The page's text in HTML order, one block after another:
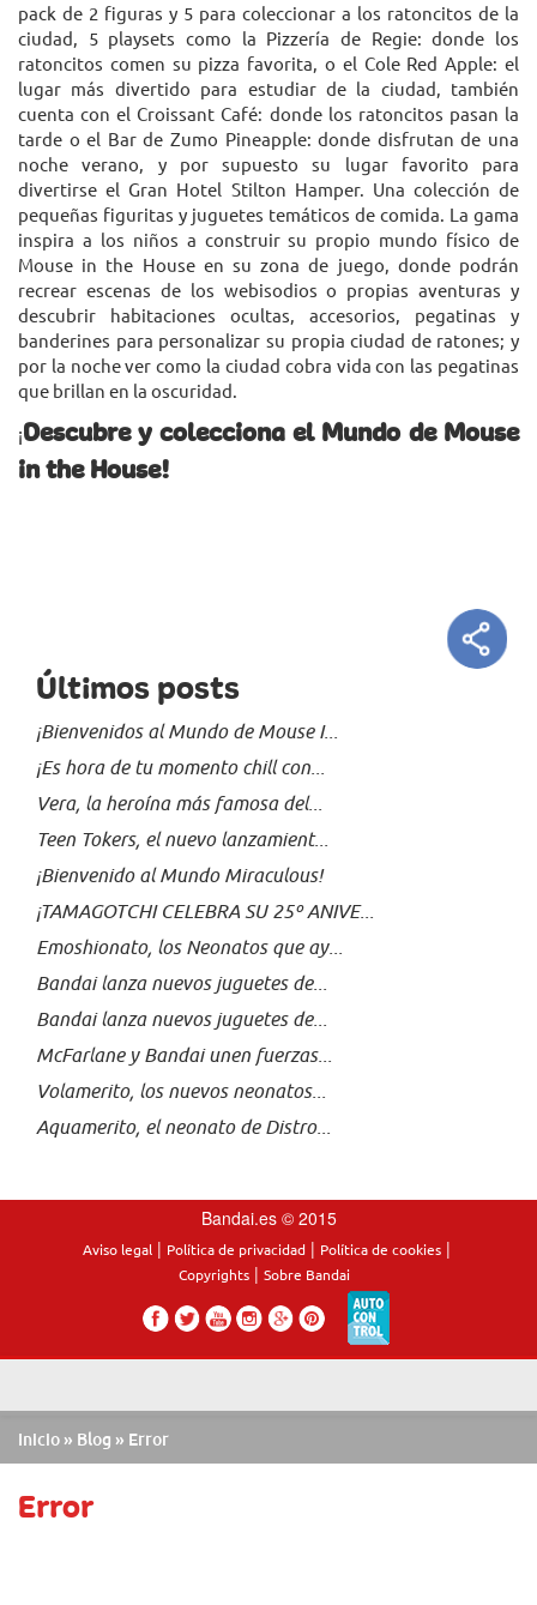
pack de 2 figuras y 5 para coleccionar a los ratoncitos de la
ciudad, 5 playsets como la Pizzería de Regie: donde los
ratoncitos comen su pizza favorita, o el Cole Red Apple: el
lugar más divertido para estudiar de la ciudad, también
cuenta con el Croissant Café: donde los ratoncitos pasan la
tarde o el Bar de Zumo Pineapple: donde disfrutan de una
noche verano, y por supuesto su lugar favorito para
divertirse el Gran Hotel Stilton Hamper. Una colección de
pequeñas figuritas y juguetes temáticos de comida. La gama
inspira a los niños a construir su propio mundo físico de
Mouse in the House en su zona de juego, donde podrán
recrear escenas de los webisodios o propias aventuras y
descubrir habitaciones ocultas, accesorios, pegatinas y
banderines para personalizar su propia ciudad de ratones; y
por la noche ver como la ciudad cobra vida con las pegatinas
que brillan en la oscuridad.
¡Descubre y colecciona el Mundo de Mouse
in the House!
Últimos posts
¡Bienvenidos al Mundo de Mouse I...
¡Es hora de tu momento chill con...
Vera, la heroína más famosa del...
Teen Tokers, el nuevo lanzamient...
¡Bienvenido al Mundo Miraculous!
¡TAMAGOTCHI CELEBRA SU 25º ANIVE...
Emoshionato, los Neonatos que ay...
Bandai lanza nuevos juguetes de...
Bandai lanza nuevos juguetes de...
McFarlane y Bandai unen fuerzas...
Volamerito, los nuevos neonatos...
Aquamerito, el neonato de Distro...
Bandai.es © 2015
Aviso legal| Política de privacidad| Política de cookies|
Copyrights| Sobre Bandai
Inicio » Blog » Error
Error